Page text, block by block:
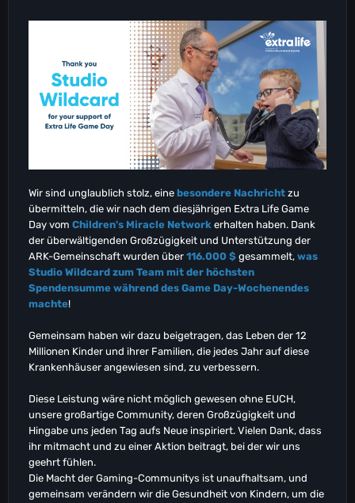
Wir sind unglaublich stolz, eine besondere Nachricht zu
übermitteln, die wir nach dem diesjährigen Extra Life Game
Day vom Children's Miracle Network erhalten haben. Dank
der überwältigenden Großzügigkeit und Unterstützung der
ARK-Gemeinschaft wurden über 116.000 $ gesammelt, was
Studio Wildcard zum Team mit der höchsten
Spendensumme während des Game Day-Wochenendes
machte!
Gemeinsam haben wir dazu beigetragen, das Leben der 12
Millionen Kinder und ihrer Familien, die jedes Jahr auf diese
Krankenhäuser angewiesen sind, zu verbessern.
Diese Leistung wäre nicht möglich gewesen ohne EUCH,
unsere großartige Community, deren Großzügigkeit und
Hingabe uns jeden Tag aufs Neue inspiriert. Vielen Dank, dass
ihr mitmacht und zu einer Aktion beitragt, bei der wir uns
geehrt fühlen.
Die Macht der Gaming-Communitys ist unaufhaltsam, und
gemeinsam verändern wir die Gesundheit von Kindern, um die